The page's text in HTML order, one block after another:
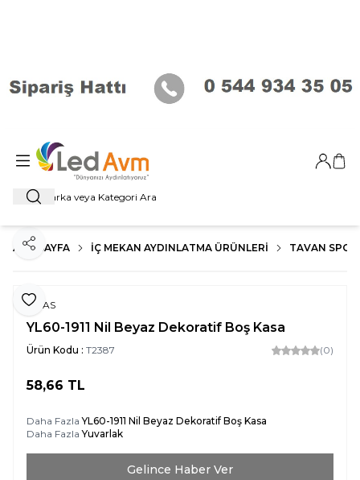
Ara
Giriş
ANA SAYFA İÇ MEKAN AYDINLATMA ÜRÜNLERI TAVAN SPOT
Favoriye Ekle
Paylaş
NOAS
YL60-1911 Nil Beyaz Dekoratif Boş Kasa
Ürün Kodu : T2387 (0)
58,66 TL
Daha FazlaYL60-1911 Nil Beyaz Dekoratif Boş Kasa
Daha FazlaYuvarlak
Gelince Haber Ver